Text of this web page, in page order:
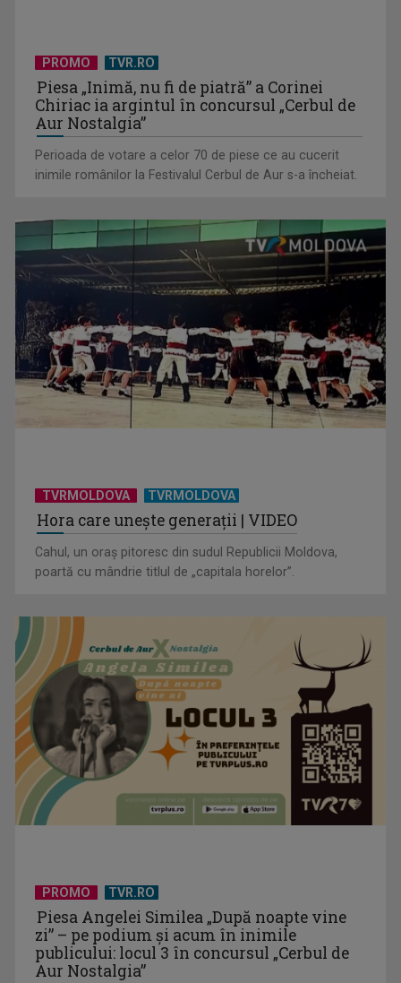
De peste 160 de ani în slujba culturii românești. Povestea
„Societății” din ...
Protest de amploare al fermierilor în Capitală
PROMO TVR.RO
Piesa „Inimă, nu fi de piatră” a Corinei
Chiriac ia argintul în concursul „Cerbul de
Aur Nostalgia”
Perioada de votare a celor 70 de piese ce au cucerit
inimile românilor la Festivalul Cerbul de Aur s-a încheiat.
TVRMOLDOVA TVRMOLDOVA
Hora care unește generații | VIDEO
Cahul, un oraș pitoresc din sudul Republicii Moldova,
poartă cu mândrie titlul de „capitala horelor”.
PROMO TVR.RO
Piesa Angelei Similea „După noapte vine
zi” – pe podium şi acum în inimile
publicului: locul 3 în concursul „Cerbul de
Aur Nostalgia”